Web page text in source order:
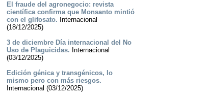
El fraude del agronegocio: revista
científica confirma que Monsanto mintió
con el glifosato. Internacional
(18/12/2025)
3 de diciembre Día internacional del No
Uso de Plaguicidas. Internacional
(03/12/2025)
Edición génica y transgénicos, lo
mismo pero con más riesgos.
Internacional (03/12/2025)